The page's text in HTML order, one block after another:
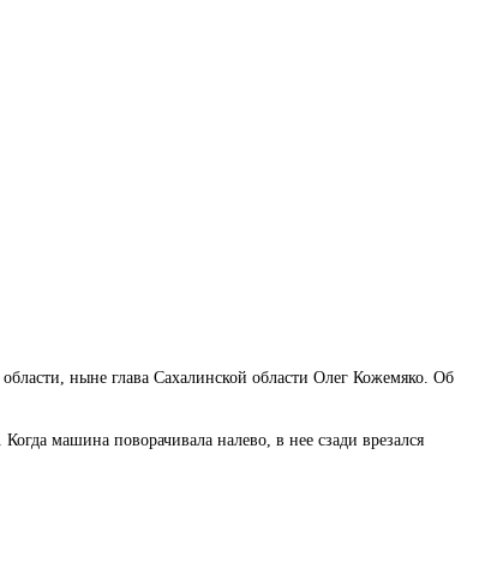
ныне глава Сахалинской области Олег Кожемяко. Об
машина поворачивала налево, в нее сзади врезался